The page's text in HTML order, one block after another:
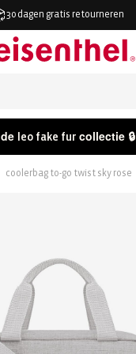
30 dagen gratis retourneren
leo fake fur collectie 🔒
coolerbag to-go twist sky rose